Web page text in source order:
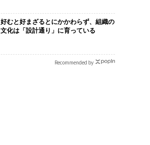
好むと好まざるとにかかわらず、組織の
文化は「設計通り」に育っている
Recommended by